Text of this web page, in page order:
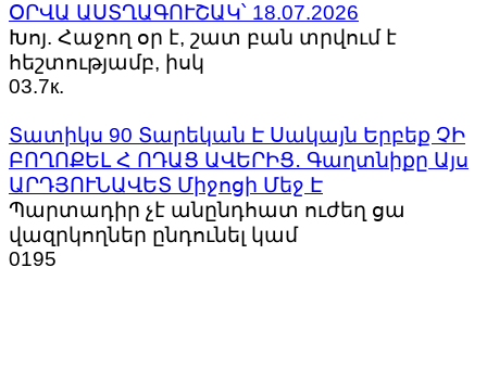
ՕՐՎԱ ԱՍՏՂԱԳՈՒՇԱԿ՝ 18.07.2026
Խոյ. Հաջող օր է, շատ բան տրվում է
հեշտությամբ, իսկ
03.7к.
Տատիկս 90 Տարեկան Է Սակայն Երբեք ՉԻ
ԲՈՂՈՔԵԼ Հ ՈԴԱՑ ԱՎԵՐԻՑ․ Գաղտնիքը Այս
ԱՐԴՅՈՒՆԱՎԵՏ Միջոցի Մեջ Է
Պարտադիր չէ անընդհատ ուժեղ ցա
վազրկողներ ընդունել կամ
0195